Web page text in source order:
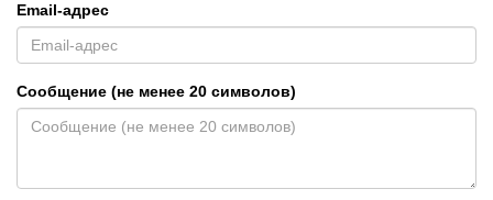
Email-адрес
Сообщение (не менее 20 символов)